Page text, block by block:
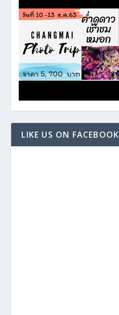
LIKE US ON FACEBOOK